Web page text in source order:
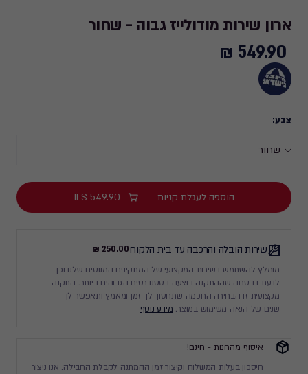
ארון שירות מודולייז גבוה - שחור
549.90
₪
549.90 ₪
צבע:
הוספה לעגלת קניות ILS 549.90
שירות הובלה והרכבה עד בית הלקוח250.00 ₪
מומלץ להשתמש בשירות המקצועי של המתקינים המנוסים שלנו וכך
לדעת בבטחה שההתקנה בוצעה בסטנדרטים הגבוהים ביותר. התקנה
מקצועית זו הבחירה החכמה שתחסוך לך זמן ומאמץ ותאפשר לך
שנים של הנאה משימוש במוצר. מידע נוסף
איסוף מהחנות - חינם!
חיסכון בעלות המשלוח וקיצור זמן ההמתנה לקבלת החבילה. אנו ניצור